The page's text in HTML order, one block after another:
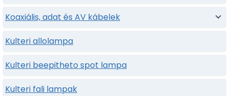
Koaxiális, adat és AV kábelek
Kulteri allolampa
Kulteri beepitheto spot lampa
Kulteri fali lampak